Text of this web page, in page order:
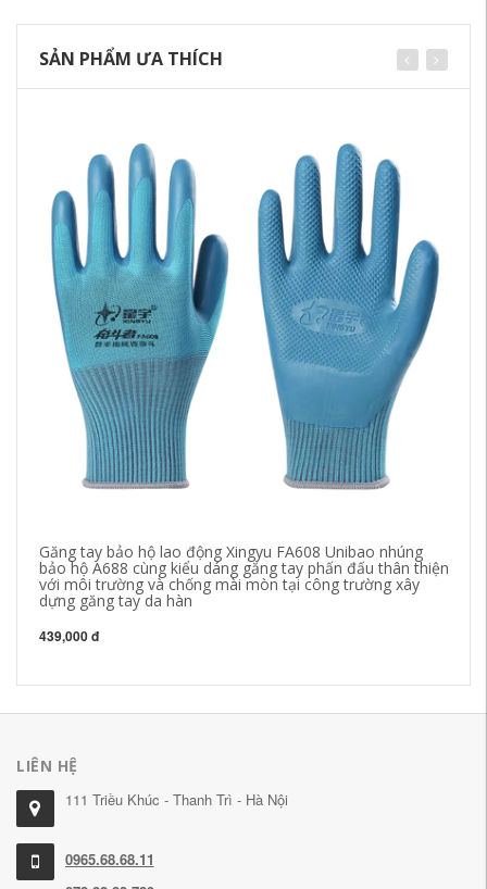
SẢN PHẨM ƯA THÍCH
Găng tay bảo hộ lao động Xingyu FA608 Unibao nhúng
bảo hộ A688 cùng kiểu dáng găng tay phấn đấu thân thiện
với môi trường và chống mài mòn tại công trường xây
dựng găng tay da hàn
439,000 đ
LIÊN HỆ
111 Triều Khúc - Thanh Trì - Hà Nội
0965.68.68.11